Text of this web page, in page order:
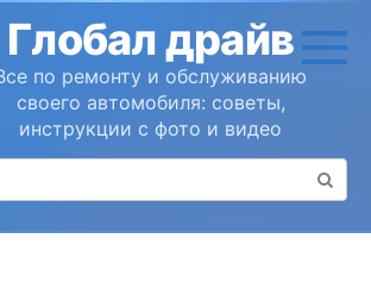
Глобал драйв
по ремонту и обслуживанию
своего автомобиля: советы,
инструкции с фото и видео